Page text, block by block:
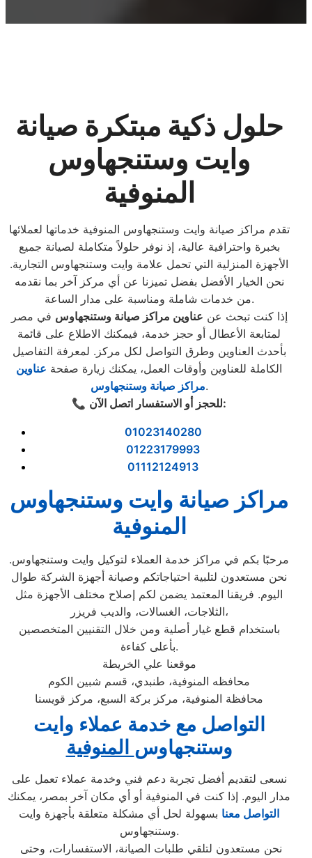
حلول ذكية مبتكرة صيانة
وايت وستنجهاوس
المنوفية
تقدم مراكز صيانة وايت وستنجهاوس المنوفية خدماتها لعملائها
بخبرة واحترافية عالية، إذ نوفر حلولاً متكاملة لصيانة جميع
الأجهزة المنزلية التي تحمل علامة وايت وستنجهاوس التجارية.
نحن الخيار الأفضل بفضل تميزنا عن أي مركز آخر بما نقدمه
من خدمات شاملة ومناسبة على مدار الساعة.
إذا كنت تبحث عن عناوين مراكز صيانة وستنجهاوس في مصر
لمتابعة الأعطال أو حجز خدمة، فيمكنك الاطلاع على قائمة
بأحدث العناوين وطرق التواصل لكل مركز. لمعرفة التفاصيل
الكاملة للعناوين وأوقات العمل، يمكنك زيارة صفحة عناوين
مراكز صيانة وستنجهاوس.
📞 للحجز أو الاستفسار اتصل الآن:
01023140280
01223179993
01112124913
مراكز صيانة وايت وستنجهاوس
المنوفية
مرحبًا بكم في مراكز خدمة العملاء لتوكيل وايت وستنجهاوس.
نحن مستعدون لتلبية احتياجاتكم وصيانة أجهزة الشركة طوال
اليوم. فريقنا المعتمد يضمن لكم إصلاح مختلف الأجهزة مثل
الثلاجات، الغسالات، والديب فريزر،
باستخدام قطع غيار أصلية ومن خلال التقنيين المتخصصين
بأعلى كفاءة.
موقعنا علي الخريطة
محافظه المنوفية، طنبدي، قسم شبين الكوم
محافظة المنوفية، مركز بركة السبع، مركز قويسنا
التواصل مع خدمة عملاء وايت
وستنجهاوس المنوفية
نسعى لتقديم أفضل تجربة دعم فني وخدمة عملاء تعمل على
مدار اليوم. إذا كنت في المنوفية أو أي مكان آخر بمصر، يمكنك
التواصل معنا بسهولة لحل أي مشكلة متعلقة بأجهزة وايت
وستنجهاوس.